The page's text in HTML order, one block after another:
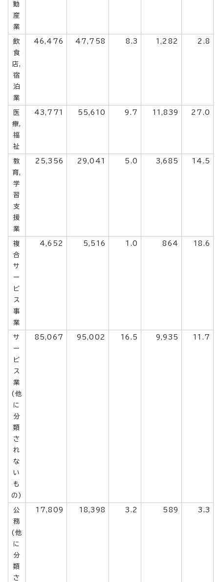
動
産
業
飲
食
店,
宿
泊
業
46,476 47,758 8.3 1,282 2.8
医
療,
福
祉
43,771 55,610 9.7 11,839 27.0
教
育,
学
習
支
援
業
25,356 29,041 5.0 3,685 14.5
複
合
サ
ー
ビ
ス
事
業
4,652 5,516 1.0 864 18.6
サ
ー
ビ
ス
業
(他
に
分
類
さ
れ
な
い
も
の)
85,067 95,002 16.5 9,935 11.7
公
務
(他
に
分
類
さ
17,809 18,398 3.2 589 3.3